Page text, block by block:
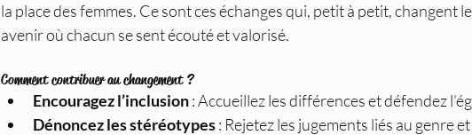
la place des femmes. Ce sont ces échanges qui, petit à petit, changent
avenir où chacun se sent écouté et valorisé.
Comment contribuer au changement ?
Encouragez l’inclusion : Accueillez les différences et défendez
Dénoncez les stéréotypes : Rejetez les jugements liés au genre